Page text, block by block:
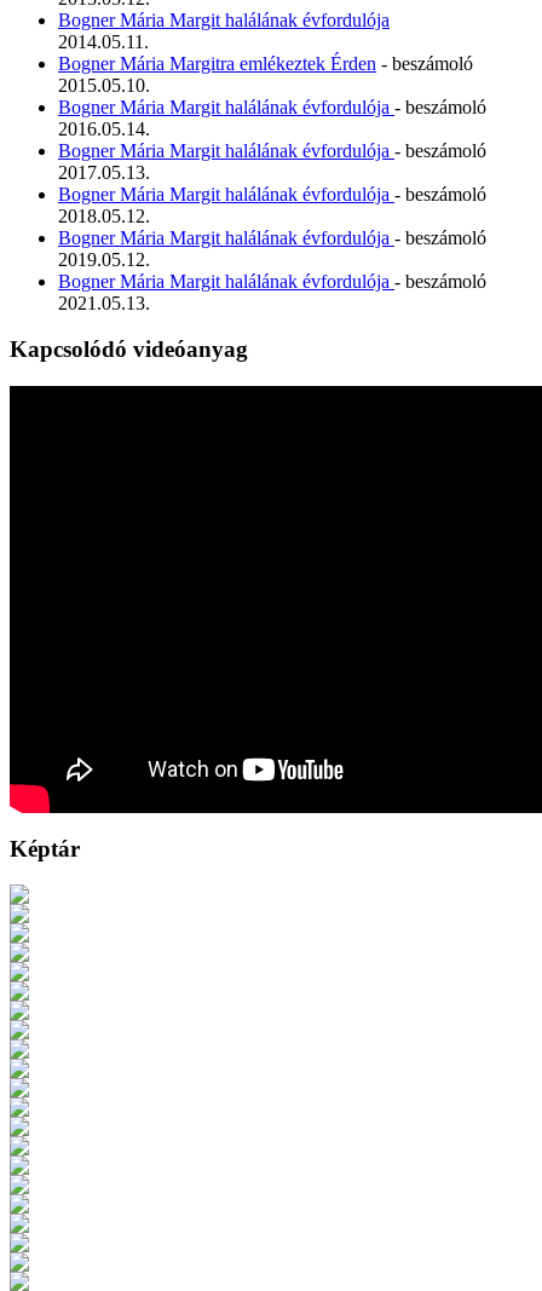
Bogner Mária Margit halálának évfordulója
2014.05.11.
Bogner Mária Margitra emlékeztek Érden - beszámoló
2015.05.10.
Bogner Mária Margit halálának évfordulója - beszámoló
2016.05.14.
Bogner Mária Margit halálának évfordulója - beszámoló
2017.05.13.
Bogner Mária Margit halálának évfordulója - beszámoló
2018.05.12.
Bogner Mária Margit halálának évfordulója - beszámoló
2019.05.12.
Bogner Mária Margit halálának évfordulója - beszámoló
2021.05.13.
Kapcsolódó videóanyag
Képtár